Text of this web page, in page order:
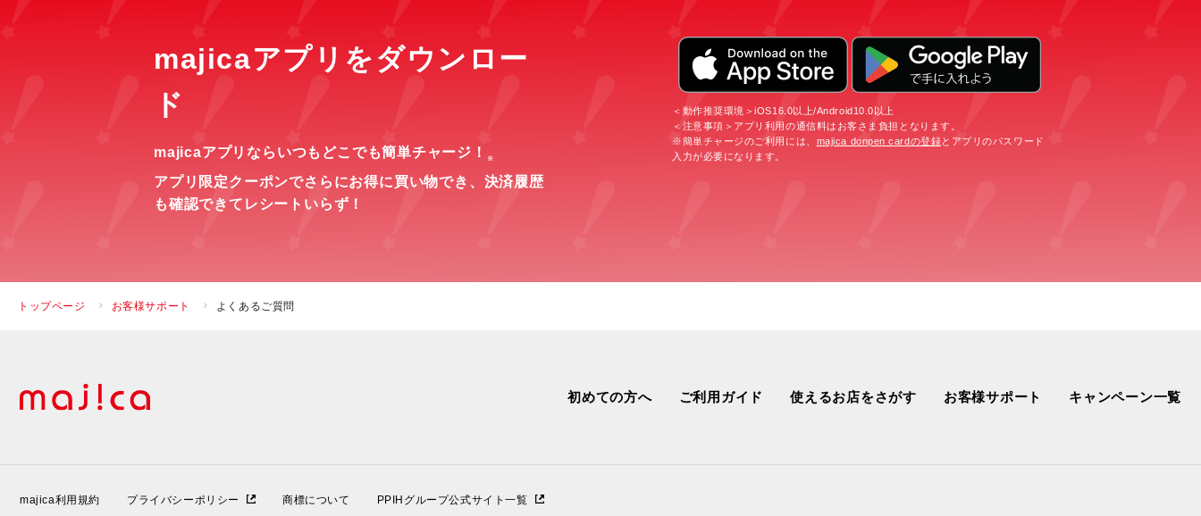
majicaアプリをダウンロー
ド
majicaアプリならいつもどこでも簡単チャージ！ ※
アプリ限定クーポンでさらにお得に買い物でき、 決済履歴
も確認できてレシートいらず！
＜動作推奨環境＞iOS16.0以上/Android10.0以上
＜注意事項＞アプリ利用の通信料はお客さま負担となります。
※簡単チャージのご利用には、 majica donpen cardの登録とアプリのパスワード
入力が必要になります。
トップページ お客様サポート よくあるご質問
初めての方へ ご利用ガイド 使えるお店をさがす お客様サポート キャンペーン一覧
majica利用規約 プライバシーポリシー 商標について PPIHグループ公式サイト一覧